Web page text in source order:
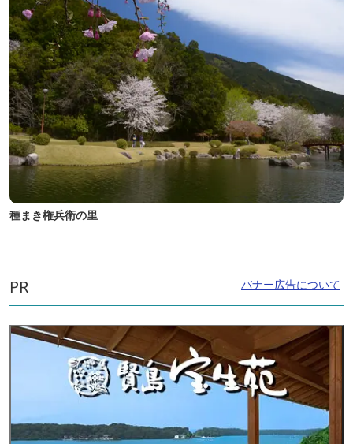
種まき権兵衛の里
PR バナー広告について